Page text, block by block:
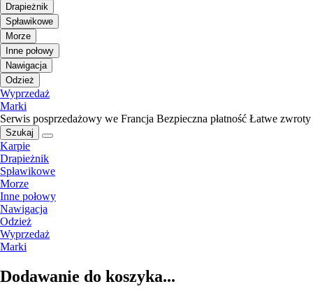
Drapieżnik
Spławikowe
Morze
Inne połowy
Nawigacja
Odzież
Wyprzedaż
Marki
Serwis posprzedażowy we Francja Bezpieczna płatność Łatwe zwroty
Szukaj
Karpie
Drapieżnik
Spławikowe
Morze
Inne połowy
Nawigacja
Odzież
Wyprzedaż
Marki
Dodawanie do koszyka...